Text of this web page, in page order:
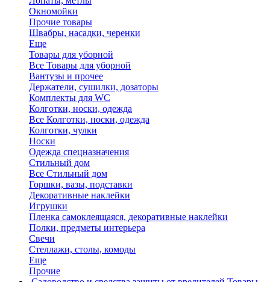
Окномойки
Прочие товары
Швабры, насадки, черенки
Еще
Товары для уборной
Все Товары для уборной
Вантузы и прочее
Держатели, сушилки, дозаторы
Комплекты для WC
Колготки, носки, одежда
Все Колготки, носки, одежда
Колготки, чулки
Носки
Одежда спецназначения
Стильный дом
Все Стильный дом
Горшки, вазы, подставки
Декоративные наклейки
Игрушки
Пленка самоклеящаяся, декоративные наклейки
Полки, предметы интерьера
Свечи
Стеллажи, столы, комоды
Еще
Прочие